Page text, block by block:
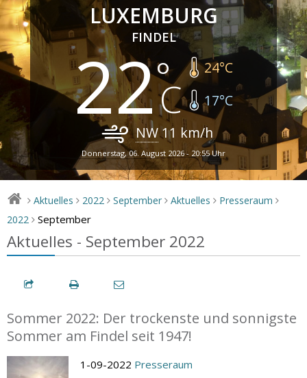
LUXEMBURG
FINDEL
22 24°C
17°C
NW11 km/h
Donnerstag, 06. August 2026 - 20:55 Uhr
> Aktuelles > 2022 > September > Aktuelles > Presseraum >
2022 > September
Aktuelles - September 2022
Sommer 2022: Der trockenste und sonnigste
Sommer am Findel seit 1947!
1-09-2022 Presseraum